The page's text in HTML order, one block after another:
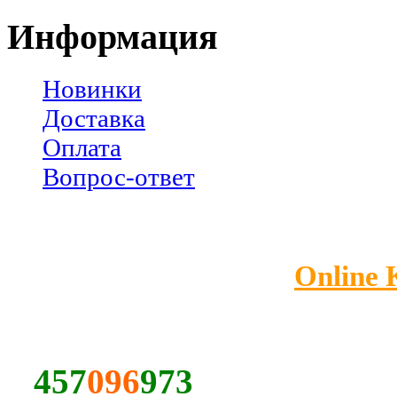
Информация
Новинки
Доставка
Оплата
Вопрос-ответ
Online
457096973